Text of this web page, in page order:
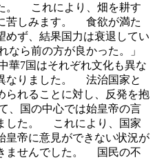
。 これにより、畑を耕す
苦しみます。 食欲が満た
めず、結果国力は衰退してい
ら前の方が良かった。」
7国はそれぞれ文化も異な
なりました。 法治国家と
られることに対し、反発を抱
、国の中心では始皇帝の言
した。 これにより、国家
皇帝に意見ができない状況が
ませんでした。 国民の不